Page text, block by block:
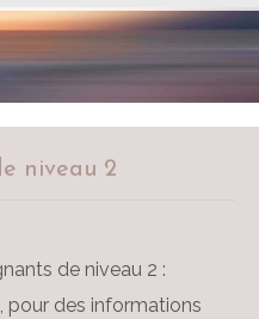
niveau 2
de niveau 2 :
pour des informations